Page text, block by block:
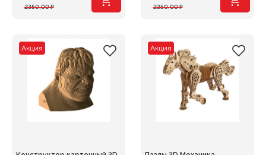
2350,00₽
Первоначальная
2350,00 ₽.
Текущая
2350,00₽
Первоначальная
2350,00 ₽.
Текущая
Акция Акция